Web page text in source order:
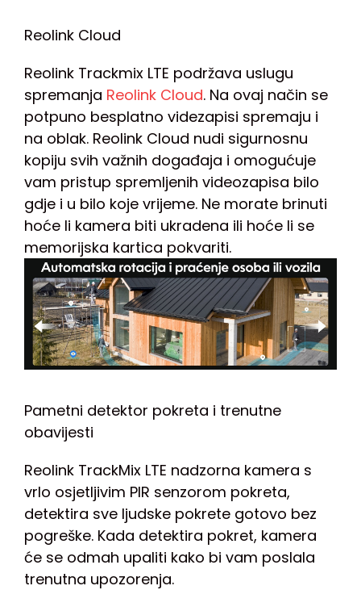
Reolink Cloud
Reolink Trackmix LTE podržava uslugu
spremanja Reolink Cloud. Na ovaj način se
potpuno besplatno videzapisi spremaju i
na oblak. Reolink Cloud nudi sigurnosnu
kopiju svih važnih događaja i omogućuje
vam pristup spremljenih videozapisa bilo
gdje i u bilo koje vrijeme. Ne morate brinuti
hoće li kamera biti ukradena ili hoće li se
memorijska kartica pokvariti.
Pametni detektor pokreta i trenutne
obavijesti
Reolink TrackMix LTE nadzorna kamera s
vrlo osjetljivim PIR senzorom pokreta,
detektira sve ljudske pokrete gotovo bez
pogreške. Kada detektira pokret, kamera
će se odmah upaliti kako bi vam poslala
trenutna upozorenja.